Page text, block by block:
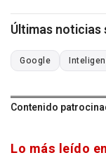
Últimas
Google
Contenido
Lo más leído